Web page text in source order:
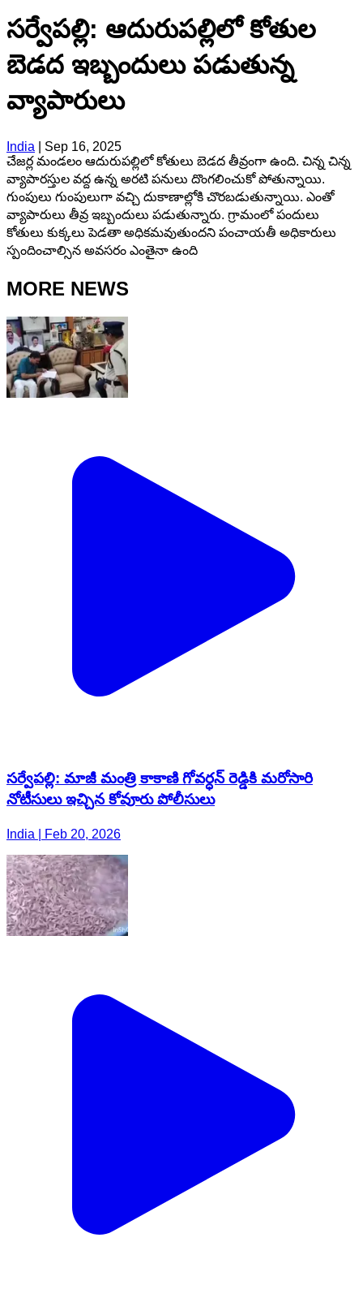
సర్వేపల్లి: ఆదురుపల్లిలో కోతుల
బెడద ఇబ్బందులు పడుతున్న
వ్యాపారులు
India
Sep 16, 2025
చేజర్ల మండలం ఆదురుపల్లిలో కోతులు బెడద తీవ్రంగా ఉంది. చిన్న చిన్న
వ్యాపారస్తుల వద్ద ఉన్న అరటి పనులు దొంగలించుకో పోతున్నాయి.
గుంపులు గుంపులుగా వచ్చి దుకాణాల్లోకి చొరబడుతున్నాయి. ఎంతో
వ్యాపారులు తీవ్ర ఇబ్బందులు పడుతున్నారు. గ్రామంలో పందులు
కోతులు కుక్కలు పెడతా అధికమవుతుందని పంచాయతీ అధికారులు
స్పందించాల్సిన అవసరం ఎంతైనా ఉంది
MORE NEWS
సర్వేపల్లి: మాజీ మంత్రి కాకాణి గోవర్ధన్ రెడ్డికి మరోసారి
నోటీసులు ఇచ్చిన కోవూరు పోలీసులు
India | Feb 20, 2026